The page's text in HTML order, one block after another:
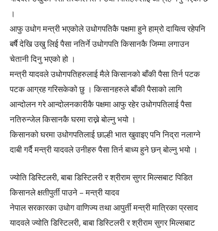
।
आफु उधोग मन्त्री भएकोले उधोगपतिकै पक्षमा हुने हाम्रो दायित्व रहेपनि
बर्षै देखि उखु लिई पैसा नतिर्ने उधोगपति किसानकै जिम्मा लगाउन
चेतानी दिनु भएको हो ।
मन्त्री यादवले उधोगपतिहरुलाई मैले किसानको बाँकी पैसा तिर्न पटक
पटक आग्रह गरिसकेको छु । किसानहरुले बाँकी पैसाको लागि
आन्दोलन गरे आन्दोलनकारीकै पक्षमा आफु रहेर उधोगपतिलाई पैसा
नतिरुन्जेल किसानकै घरमा राख्ने बोल्नु भयो ।
किसानको घरमा उधोगपतिलाई छाल्ही भात खुवाइए पनि निद्रा नलाग्ने
दाबी गर्दै मन्त्री यादवले उनीहरु पैसा तिर्न बाध्य हुने छन् बोल्नु भयो ।
ज्योति डिस्टिलरी, बाबा डिस्टिलरी र श्रीराम सुगर मिल्सबाट पिडित
किसानले क्षतीपुर्ती पाउने – मन्त्री यादव
नेपाल सरकारका उधोग वाणिज्य तथा आपुर्ती मन्त्री मात्रिका प्रसाद
यादवले ज्योति डिस्टिलरी, बाबा डिस्टिलरी र श्रीराम सुगर मिल्सबाट